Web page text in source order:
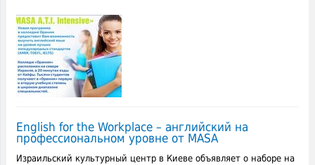
English for the Workplace – английский на
профессиональном уровне от MASA
Израильский культурный центр в Киеве объявляет о наборе на